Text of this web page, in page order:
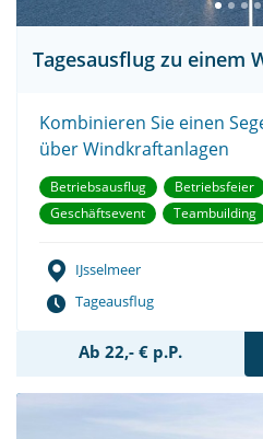
Tagesausflug zu einem
Kombinieren Sie einen
über Windkraftanlagen
Betriebsausflug Betriebsfeier
Geschäftsevent
Teambuilding
IJsselmeer
Tageausflug
Ab 22,- € p.P.